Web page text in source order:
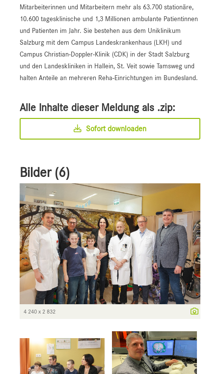
Mitarbeiterinnen und Mitarbeitern mehr als 63.700 stationäre,
10.600 tagesklinische und 1,3 Millionen ambulante Patientinnen
und Patienten im Jahr. Sie bestehen aus dem Uniklinikum
Salzburg mit dem Campus Landeskrankenhaus (LKH) und
Campus Christian-Doppler-Klinik (CDK) in der Stadt Salzburg
und den Landeskliniken in Hallein, St. Veit sowie Tamsweg und
halten Anteile an mehreren Reha-Einrichtungen im Bundesland.
Alle Inhalte dieser Meldung als .zip:
Sofort downloaden
Bilder (6)
4 240 x 2 832